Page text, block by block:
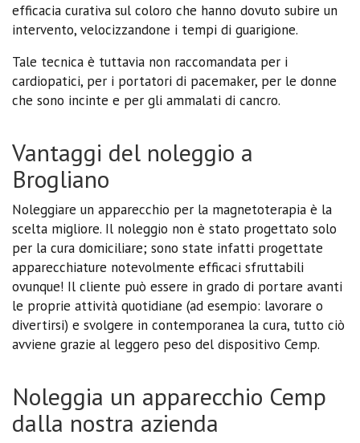
efficacia curativa sul coloro che hanno dovuto subire un
intervento, velocizzandone i tempi di guarigione.
Tale tecnica è tuttavia non raccomandata per i
cardiopatici, per i portatori di pacemaker, per le donne
che sono incinte e per gli ammalati di cancro.
Vantaggi del noleggio a
Brogliano
Noleggiare un apparecchio per la magnetoterapia è la
scelta migliore. Il noleggio non è stato progettato solo
per la cura domiciliare; sono state infatti progettate
apparecchiature notevolmente efficaci sfruttabili
ovunque! Il cliente può essere in grado di portare avanti
le proprie attività quotidiane (ad esempio: lavorare o
divertirsi) e svolgere in contemporanea la cura, tutto ciò
avviene grazie al leggero peso del dispositivo Cemp.
Noleggia un apparecchio Cemp
dalla nostra azienda